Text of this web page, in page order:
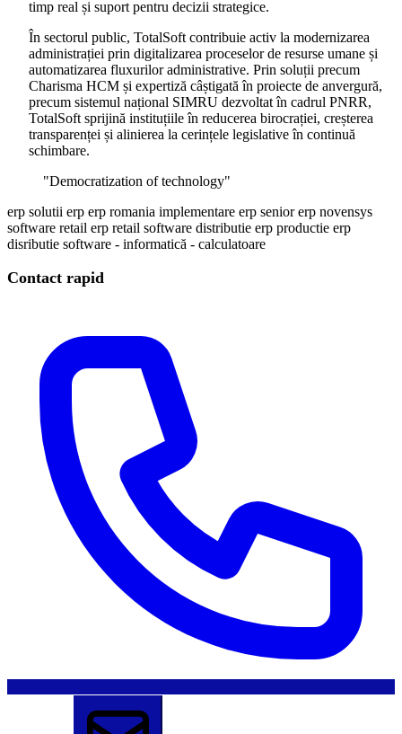
timp real și suport pentru decizii strategice.
În sectorul public, TotalSoft contribuie activ la modernizarea
administrației prin digitalizarea proceselor de resurse umane și
automatizarea fluxurilor administrative. Prin soluții precum
Charisma HCM și expertiză câștigată în proiecte de anvergură,
precum sistemul național SIMRU dezvoltat în cadrul PNRR,
TotalSoft sprijină instituțiile în reducerea birocrației, creșterea
transparenței și alinierea la cerințele legislative în continuă
schimbare.
"Democratization of technology"
erp solutii erp erp romania implementare erp senior erp novensys
software retail erp retail software distributie erp productie erp
disributie software - informatică - calculatoare
Contact rapid